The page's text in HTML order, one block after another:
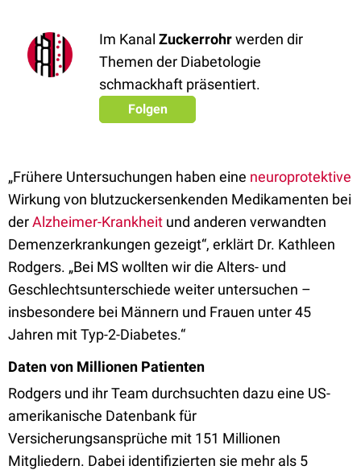
Im Kanal Zuckerrohrwerden dir
Themen der Diabetologie
schmackhaft präsentiert.
Folgen
„Frühere Untersuchungen haben eine neuroprotektive
Wirkung von blutzuckersenkenden Medikamenten bei
derAlzheimer-Krankheit und anderen verwandten
Demenzerkrankungen gezeigt“, erklärt Dr. Kathleen
Rodgers. „Bei MS wollten wir die Alters- und
Geschlechtsunterschiede weiter untersuchen –
insbesondere bei Männern und Frauen unter 45
Jahren mit Typ-2-Diabetes.“
Daten von Millionen Patienten
Rodgers und ihr Team durchsuchten dazu eine US-
amerikanische Datenbank für
Versicherungsansprüche mit 151 Millionen
Mitgliedern. Dabei identifizierten sie mehr als 5